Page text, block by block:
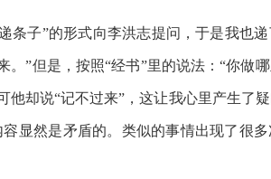
条子”的形式向李洪志提问，于是我也
”但是，按照“经书”里的说法：“你做
他却说“记不过来”，这让我心里产生了
显然是矛盾的。类似的事情出现了很